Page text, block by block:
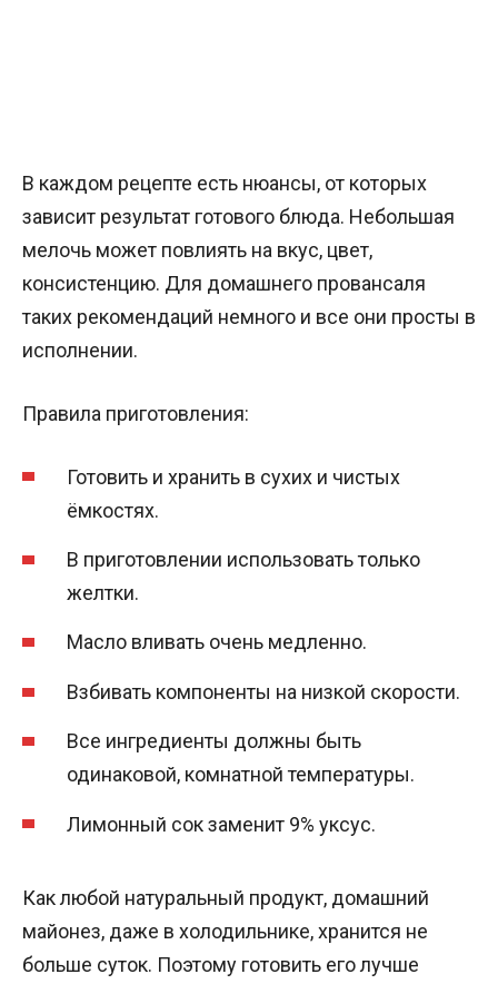
В каждом рецепте есть нюансы, от которых
зависит результат готового блюда. Небольшая
мелочь может повлиять на вкус, цвет,
консистенцию. Для домашнего провансаля
таких рекомендаций немного и все они просты в
исполнении.
Правила приготовления:
Готовить и хранить в сухих и чистых
ёмкостях.
В приготовлении использовать только
желтки.
Масло вливать очень медленно.
Взбивать компоненты на низкой скорости.
Все ингредиенты должны быть
одинаковой, комнатной температуры.
Лимонный сок заменит 9% уксус.
Как любой натуральный продукт, домашний
майонез, даже в холодильнике, хранится не
больше суток. Поэтому готовить его лучше